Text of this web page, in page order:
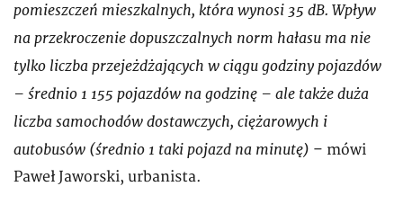
pomieszczeń mieszkalnych, która wynosi 35 dB. Wpływ
na przekroczenie dopuszczalnych norm hałasu ma nie
tylko liczba przejeżdżających w ciągu godziny pojazdów
– średnio 1 155 pojazdów na godzinę – ale także duża
liczba samochodów dostawczych, ciężarowych i
autobusów (średnio 1 taki pojazd na minutę) – mówi
Paweł Jaworski, urbanista.